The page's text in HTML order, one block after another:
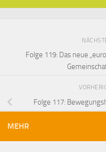
Folge 119: Das neue
Folge 117:
MEHR